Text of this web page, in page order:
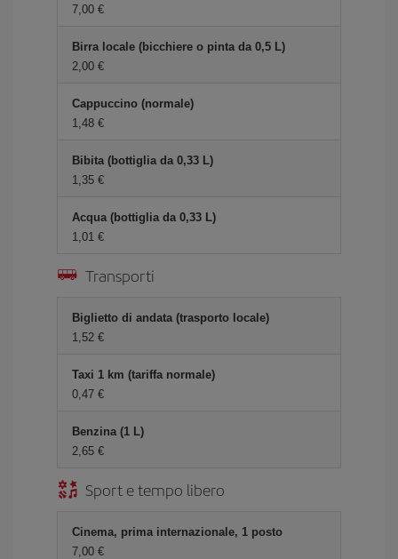
7,00 €
Birra locale (bicchiere o pinta da 0,5 L)
2,00 €
Cappuccino (normale)
1,48 €
Bibita (bottiglia da 0,33 L)
1,35 €
Acqua (bottiglia da 0,33 L)
1,01 €
Transporti
Biglietto di andata (trasporto locale)
1,52 €
Taxi 1 km (tariffa normale)
0,47 €
Benzina (1 L)
2,65 €
Sport e tempo libero
Cinema, prima internazionale, 1 posto
7,00 €